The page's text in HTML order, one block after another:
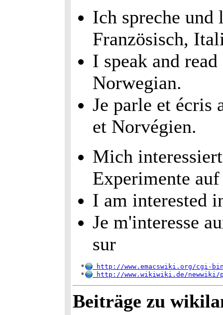
Ich spreche und
Französisch,
I speak and
Norwegian.
Je parle et écris
et Norvégien.
Mich
Experimente auf
I am interested
Je m'interesse
sur
  *
http://www.emacswiki.org/cgi-
  *
http://www.wikiwiki.de/
Beiträge zu